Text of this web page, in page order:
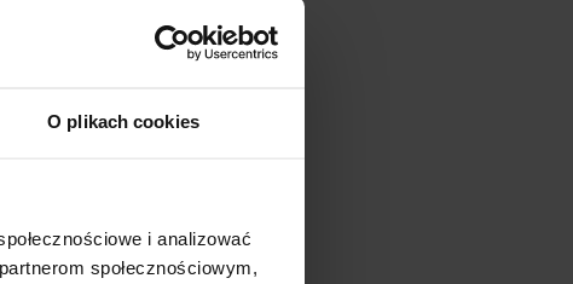
O plikach cookies
i analizować
społecznościowym,